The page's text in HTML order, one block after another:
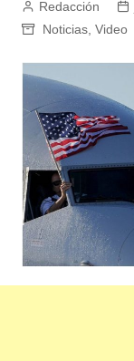
Redacción
Noticias, Video